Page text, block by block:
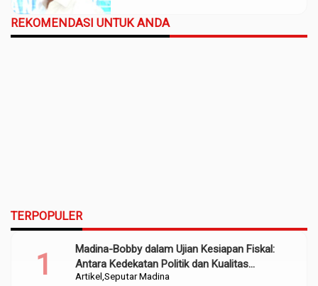
REKOMENDASI UNTUK ANDA
TERPOPULER
Artikel Seputar Madina
Madina-Bobby dalam Ujian Kesiapan Fiskal:
Antara Kedekatan Politik dan Kualitas
Perencanaan